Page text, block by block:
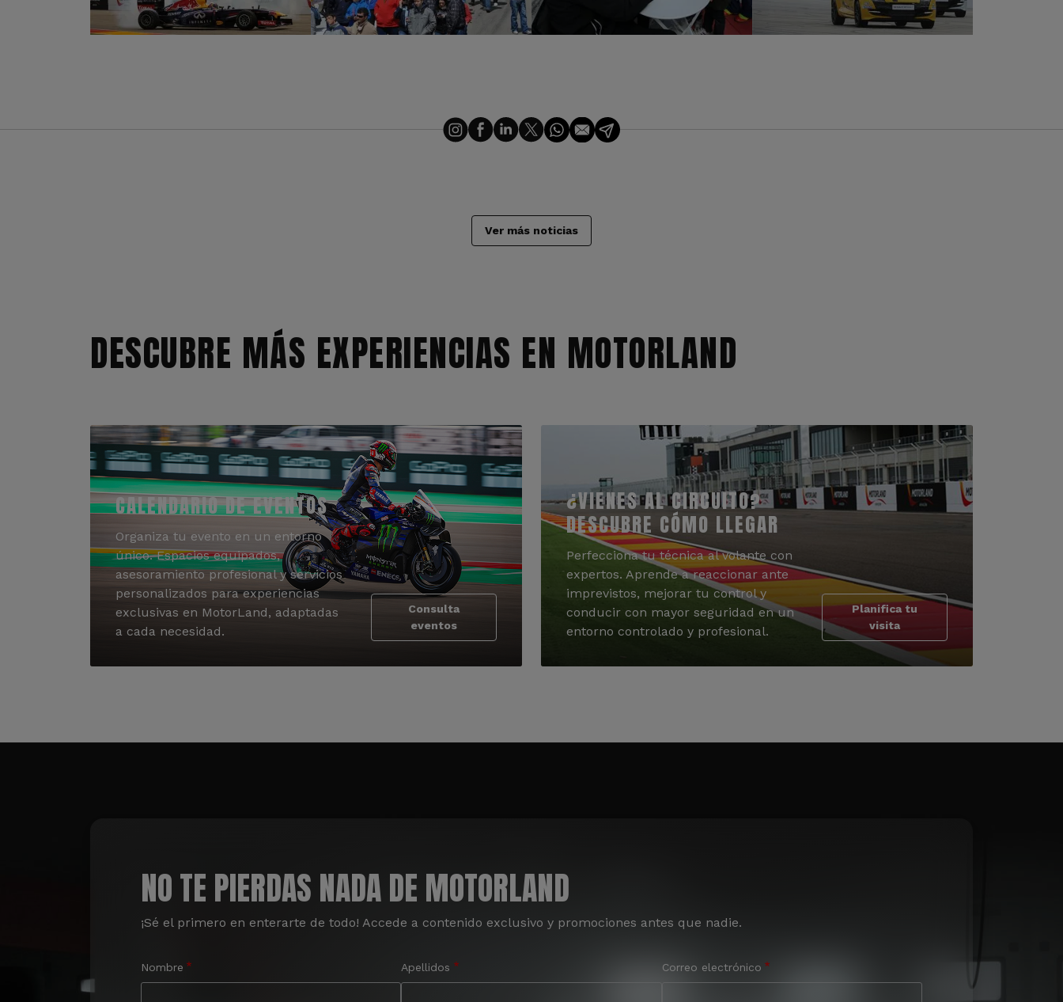
Ver más noticias
DESCUBRE MÁS EXPERIENCIAS EN MOTORLAND
CALENDARIO DE EVENTOS
Organiza tu evento en un entorno
único. Espacios equipados,
asesoramiento profesional y servicios
personalizados para experiencias
exclusivas en MotorLand, adaptadas
a cada necesidad.
Consulta
eventos
¿VIENES AL CIRCUITO?
DESCUBRE CÓMO LLEGAR
Perfecciona tu técnica al volante con
expertos. Aprende a reaccionar ante
imprevistos, mejorar tu control y
conducir con mayor seguridad en un
entorno controlado y profesional.
Planifica tu
visita
NO TE PIERDAS NADA DE MOTORLAND
¡Sé el primero en enterarte de todo! Accede a contenido exclusivo y promociones antes que nadie.
Nombre Apellidos Correo electrónico